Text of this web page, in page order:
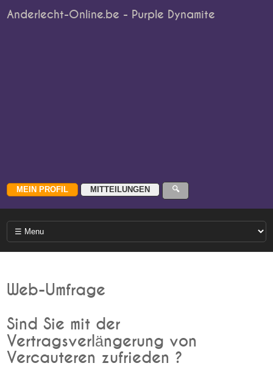
Anderlecht-Online.be - Purple Dynamite
Web-Umfrage
Sind Sie mit der
Vertragsverlängerung von
Vercauteren zufrieden ?